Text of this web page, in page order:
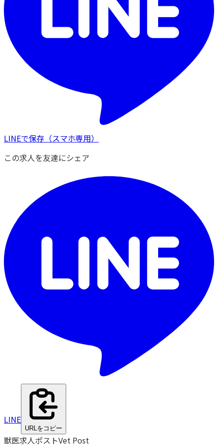
LINEで保存 （スマホ専用）
この求人を友達にシェア
LINE
URLをコピー
獣医求人ポストVet Post